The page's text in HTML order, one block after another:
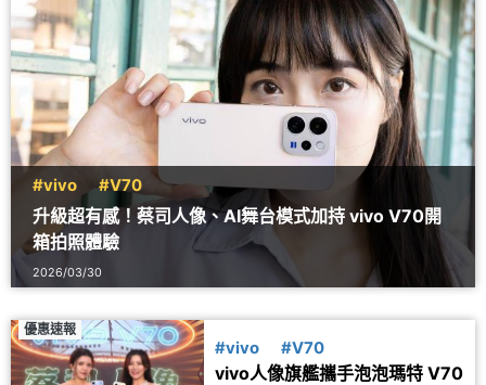
#vivo #V70
升級超有感！蔡司人像、AI舞台模式加持 vivo V70開
箱拍照體驗
2026/03/30
優惠速報
#vivo #V70
vivo人像旗艦攜手泡泡瑪特 V70